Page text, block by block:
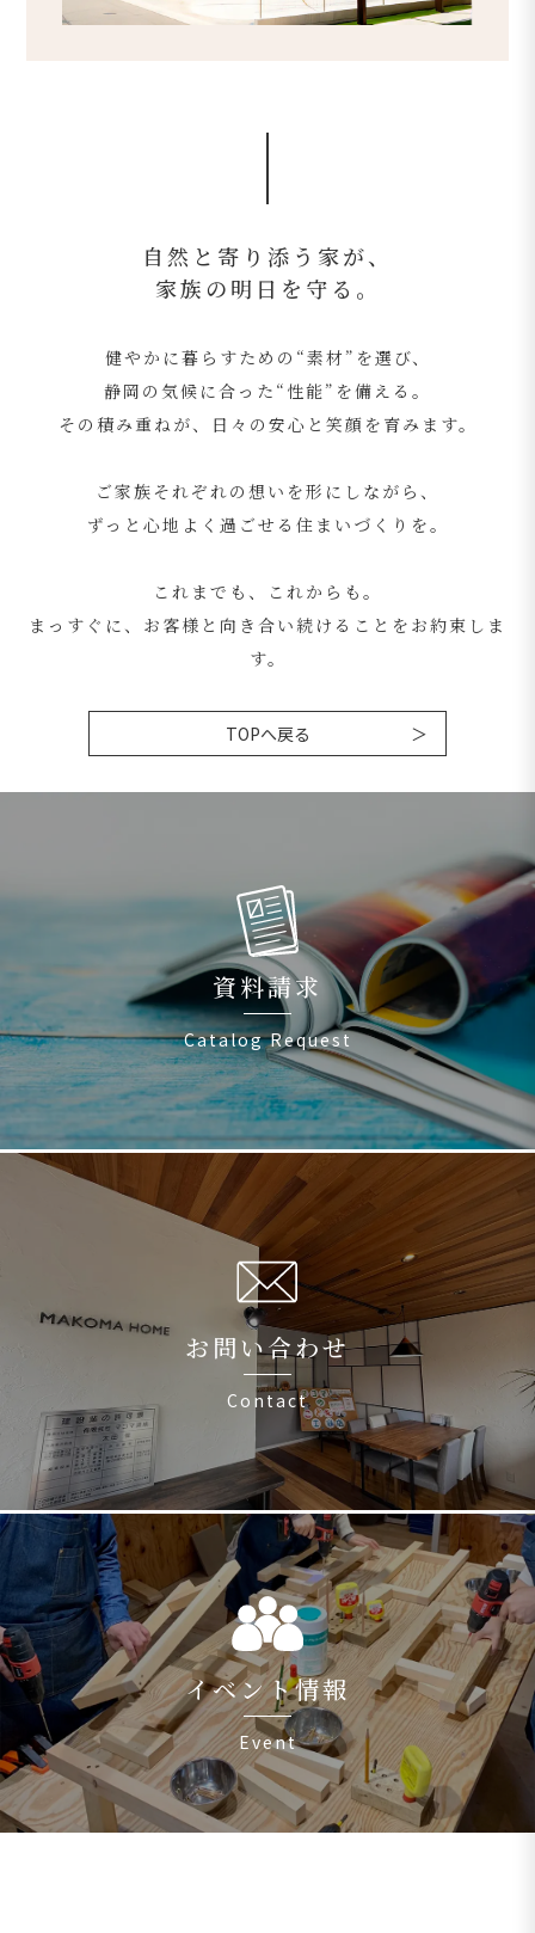
自然と寄り添う家が、
家族の明日を守る。
健やかに暮らすための“素材”を選び、
静岡の気候に合った“性能”を備える。
その積み重ねが、日々の安心と笑顔を育みます。
ご家族それぞれの想いを形にしながら、
ずっと心地よく過ごせる住まいづくりを。
これまでも、これからも。
まっすぐに、お客様と向き合い続けることをお約束しま
す。
TOPへ戻る
資料請求
Catalog Request
お問い合わせ
Contact
イベント情報
Event